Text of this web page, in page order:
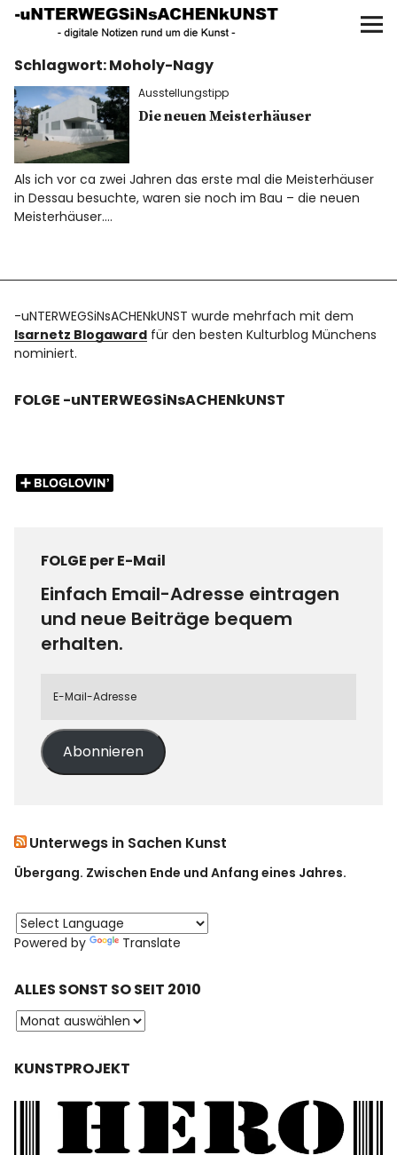
UNTERWEGS IN SACHEN
KUNST
Start
AKTUELLE AUSSTELLUNGEN
KUNSTSPAZIERGÄNGE
ÜBER
f I P
Schlagwort:Moholy-Nagy
Ausstellungstipp
Die neuen Meisterhäuser
Als ich vor ca zwei Jahren das erste mal die Meisterhäuser
in Dessau besuchte, waren sie noch im Bau – die neuen
Meisterhäuser.…
-uNTERWEGSiNsACHENkUNST wurde mehrfach mit dem
Isarnetz Blogaward für den besten Kulturblog Münchens
nominiert.
FOLGE -uNTERWEGSiNsACHENkUNST
FOLGE per E-Mail
Einfach Email-Adresse eintragen
und neue Beiträge bequem
erhalten.
Abonnieren
Unterwegs in Sachen Kunst
Übergang. Zwischen Ende und Anfang eines Jahres.
Powered by Translate
ALLES SONST SO SEIT 2010
KUNSTPROJEKT